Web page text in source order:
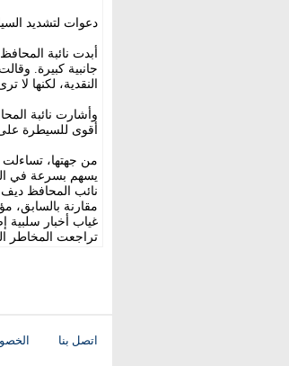
دعوات لتشديد
أبدت نائبة
جانبية كبيرة.
النقدية، لكنها
وأشارت نائبة
أقوى للسيطرة
من جهتها،
يسهم بسرعة في
نائب المحافظ ديف
مقارنة بالسابق،
غياب أخبار سلبية
تراجعت المخاطر
اتصل بنا